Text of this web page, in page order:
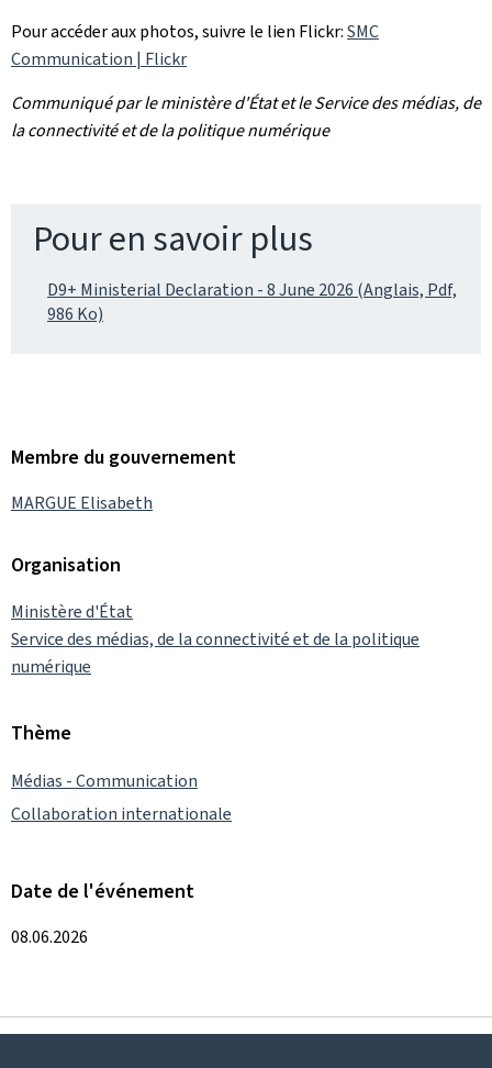
Pour accéder aux photos, suivre le lien Flickr:SMC
Communication | Flickr
Communiqué par le ministère d'État et le Service des médias, de
la connectivité et de la politique numérique
Pour en savoir plus
D9+ Ministerial Declaration - 8 June 2026 (Anglais, Pdf,
986 Ko)
Membre du gouvernement
MARGUE Elisabeth
Organisation
Ministère d'État
Service des médias, de la connectivité et de la politique
numérique
Thème
Médias - Communication
Collaboration internationale
Date de l'événement
08.06.2026